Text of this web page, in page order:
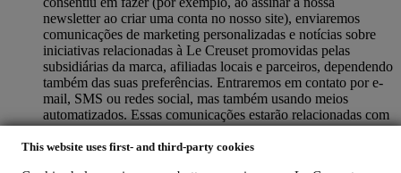
This website uses first- and third-party cookies
newsletter ao criar uma conta no nosso site), enviaremos
comunicações de marketing personalizadas e notícias sobre
iniciativas relacionadas à Le Creuset promovidas pelas
subsidiárias da marca, afiliadas locais e parceiros, dependendo
também das suas preferências. Entraremos em contato por e-
mail, SMS ou redes social, mas também usando meios
automatizados. Essas comunicações estarão relacionadas com
os produtos Le Creuset ou novas aberturas de lojas, eventos
exclusivos, concursos, pesquisas, demonstrações organizadas